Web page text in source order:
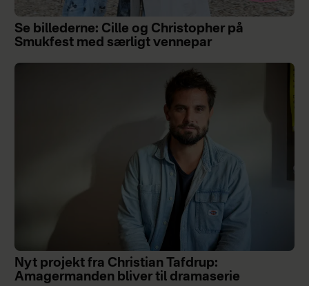
Se billederne: Cille og Christopher på
Smukfest med særligt vennepar
Nyt projekt fra Christian Tafdrup:
Amagermanden bliver til dramaserie